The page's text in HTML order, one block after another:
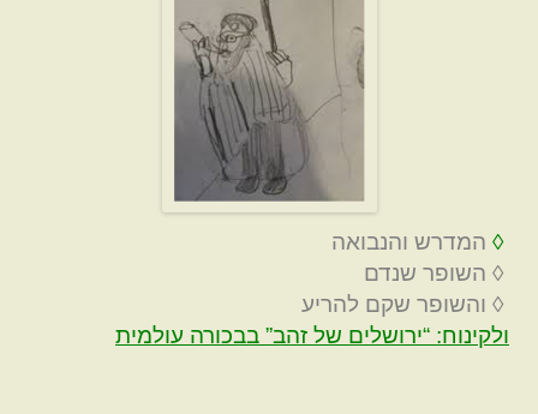
◊ המדרש והנבואה
◊ השופר שנדם
◊ והשופר שקם להריע
ולקינוח: “ירושלים של זהב” בבכורה עולמית